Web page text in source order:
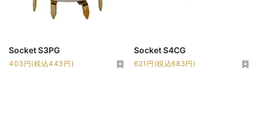
Socket S3PG
403円(税込443円)
Socket S4CG
621円(税込683円)